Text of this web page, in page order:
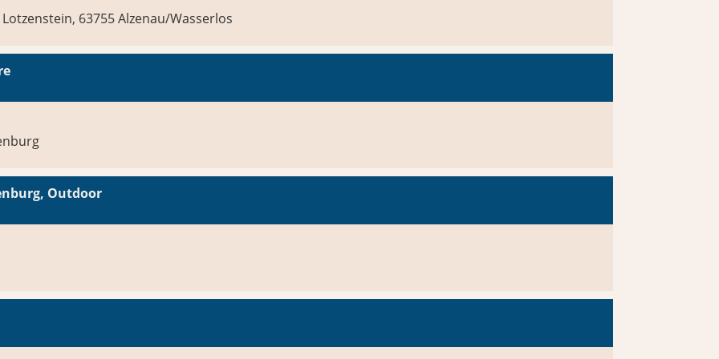
63755 Alzenau/Wasserlos
Outdoor